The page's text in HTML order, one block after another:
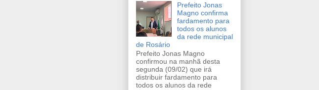
Prefeito Jonas
Magno confirma
fardamento para
todos os alunos
da rede municipal
de Rosário
Prefeito Jonas Magno
confirmou na manhã desta
segunda (09/02) que irá
distribuir fardamento para
todos os alunos da rede